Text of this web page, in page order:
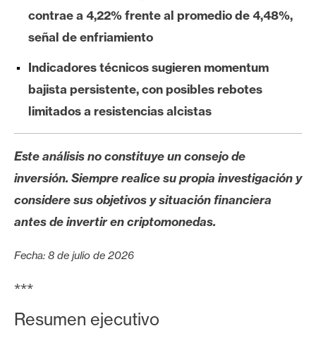
s
o
t
a
s
e
P
r
e
s
T
contrae a 4,22% frente al promedio de 4,48%,
señal de enfriamiento
Indicadores técnicos sugieren momentum
bajista persistente, con posibles rebotes
limitados a resistencias alcistas
Este análisis no constituye un consejo de
inversión. Siempre realice su propia investigación y
considere sus objetivos y situación financiera
antes de invertir en criptomonedas.
Fecha: 8 de julio de 2026
***
Resumen ejecutivo